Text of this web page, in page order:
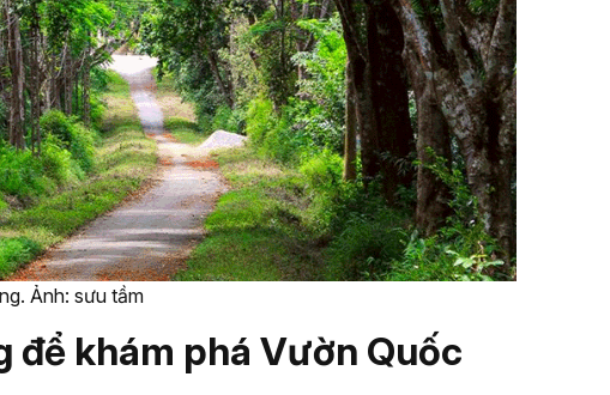
Ảnh: sưu tầm
để khám phá Vườn Quốc